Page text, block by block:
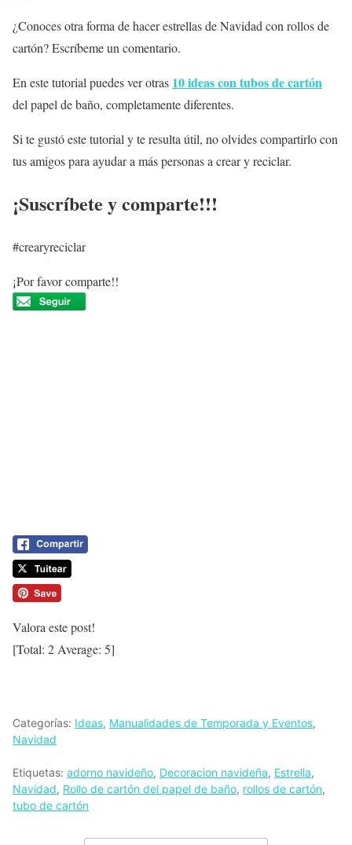
¿Conoces otra forma de hacer estrellas de Navidad con rollos de
cartón? Escríbeme un comentario.
En este tutorial puedes ver otras 10 ideas con tubos de cartón
del papel de baño, completamente diferentes.
Si te gustó este tutorial y te resulta útil, no olvides compartirlo con
tus amigos para ayudar a más personas a crear y reciclar.
¡Suscríbete y comparte!!!
#crearyreciclar
¡Por favor comparte!!
Valora este post!
[Total: 2 Average: 5]
Categorías: Ideas, Manualidades de Temporada y Eventos,
Navidad
Etiquetas: adorno navideño, Decoracion navideña, Estrella,
Navidad, Rollo de cartón del papel de baño, rollos de cartón,
tubo de cartón